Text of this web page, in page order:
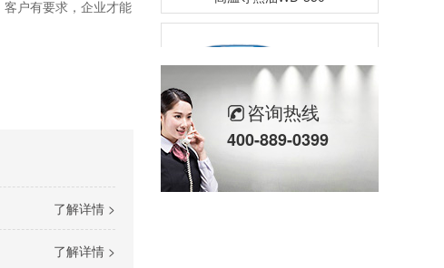
客户有要求，企业才能
了解详情 >
了解详情 >
高温导热油HD-350
咨询热线
400-889-0399